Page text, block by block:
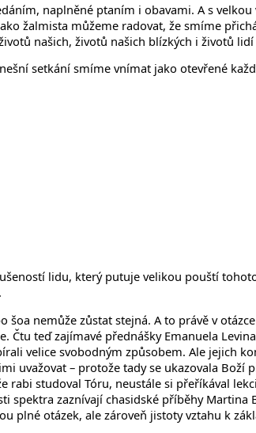
naplněné ptaním i obavami. A s
žalmista můžeme radovat, že smíme
našich, životů našich blízkých i životů
setkání smíme vnímat jako otevřené
lidu, který putuje velikou pouští
nemůže zůstat stejná. A to právě v
teď zajímavé přednášky Emanuela
velice svobodným způsobem. Ale jejich
uvažovat – protože tady se ukazovala
studoval Tóru, neustále si přeříkával
zaznívají chasidské příběhy
plné otázek, ale zároveň jistoty vztahu k